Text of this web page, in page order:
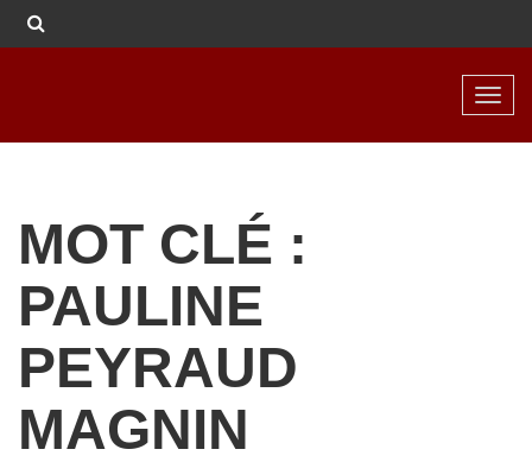
MOT CLÉ :
PAULINE
PEYRAUD
MAGNIN